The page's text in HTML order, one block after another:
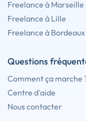
Freelance à Marseille
Freelance à Lille
Freelance à Bordeaux
Questions
Comment ça marche
Centre d'aide
Nous contacter